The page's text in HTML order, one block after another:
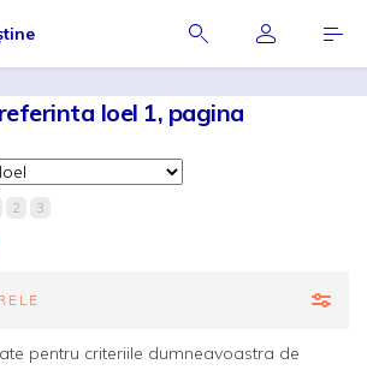
Ioel 1, pagina
2 3
pentru criteriile dumneavoastra de